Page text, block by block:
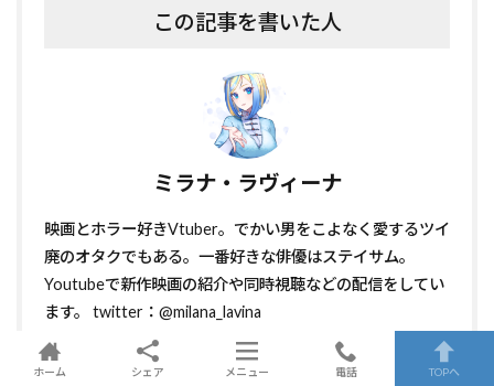
この記事を書いた人
ミラナ・ラヴィーナ
映画とホラー好きVtuber。でかい男をこよなく愛するツイ
廃のオタクでもある。一番好きな俳優はステイサム。
Youtubeで新作映画の紹介や同時視聴などの配信をしてい
ます。 twitter：@milana_lavina
(https://twitter.com/milana_lavina)
ホーム シェア メニュー 電話 TOPへ